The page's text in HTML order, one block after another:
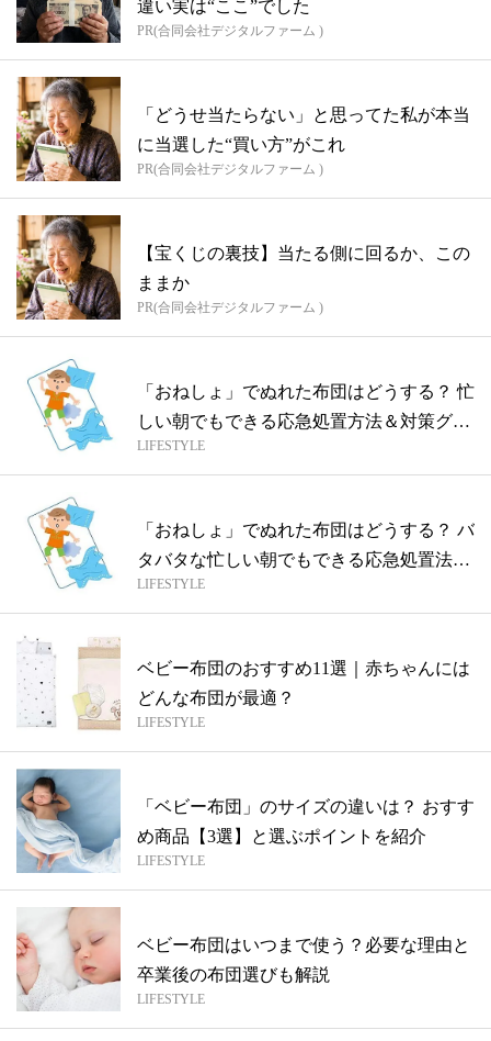
違い実は“ここ”でした
PR(合同会社デジタルファーム )
「どうせ当たらない」と思ってた私が本当
に当選した“買い方”がこれ
PR(合同会社デジタルファーム )
【宝くじの裏技】当たる側に回るか、この
ままか
PR(合同会社デジタルファーム )
「おねしょ」でぬれた布団はどうする？ 忙
しい朝でもできる応急処置方法＆対策グッ
ズ
LIFESTYLE
「おねしょ」でぬれた布団はどうする？ バ
タバタな忙しい朝でもできる応急処置法と
便...
LIFESTYLE
ベビー布団のおすすめ11選｜赤ちゃんには
どんな布団が最適？
LIFESTYLE
「ベビー布団」のサイズの違いは？ おすす
め商品【3選】と選ぶポイントを紹介
LIFESTYLE
ベビー布団はいつまで使う？必要な理由と
卒業後の布団選びも解説
LIFESTYLE